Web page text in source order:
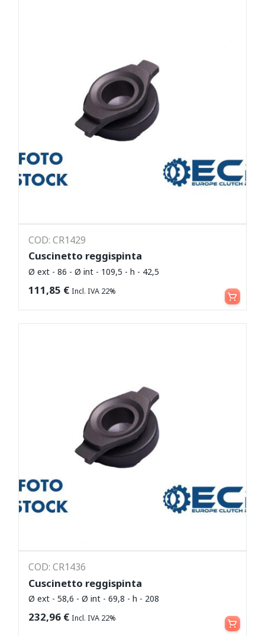
COD: CR1429
Cuscinetto reggispinta
Ø ext - 86 - Ø int - 109,5 - h - 42,5
111,85 € Incl. IVA 22% Leggi tutto
COD: CR1436
Cuscinetto reggispinta
Ø ext - 58,6 - Ø int - 69,8 - h - 208
232,96 € Incl. IVA 22% Leggi tutto